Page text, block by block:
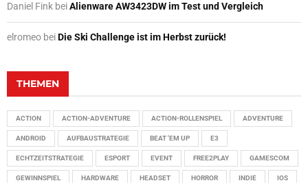
Daniel Fink beiAlienware AW3423DW im Test und Vergleich
elromeo beiDie Ski Challenge ist im Herbst zurück!
THEMEN
ACTION ACTION-ADVENTURE ACTION-ROLLENSPIEL ADVENTURE
ANDROID AUFBAUSTRATEGIE BEAT 'EM UP E3
ECHTZEITSTRATEGIE ESPORT EVENT FREE2PLAY GAMESCOM
GEWINNSPIEL HARDWARE HEADSET HORROR INDIE IOS